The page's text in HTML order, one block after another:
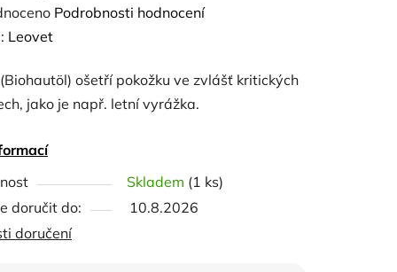
Podrobnosti hodnocení
Leovet
ošetří pokožku ve zvlášť kritických
jako je např. letní vyrážka.
mrkev a třezalka posilují pokožku a srst a
látkami mají dlouhodobé pozitivní účinky
kůže a srsti.
Skladem (1 ks)
doručit do:
10.8.2026
doručení